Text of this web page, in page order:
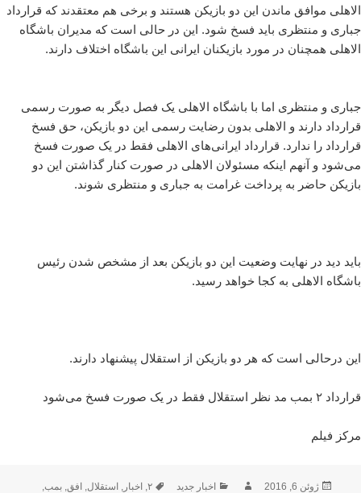
الاهلی موافق ماندن این دو بازیکن هستند و برخی هم معتقدند که قرارداد
جباری و منتظری باید فسخ شود. این در حالی است که مدیران باشگاه
الاهلی همچنان در مورد بازیکنان ایرانی این باشگاه اختلاف دارند.
جباری و منتظری اما با باشگاه الاهلی یک فصل دیگر به صورت رسمی
قرارداد دارند و الاهلی بدون رضایت رسمی این دو بازیکن، حق فسخ
قرارداد را ندارد. قرارداد ایرانی‌های الاهلی فقط در یک صورت فسخ
می‌شود و آنهم اینکه مسئولان الاهلی در صورت کنار گذاشتن این دو
بازیکن حاضر به پرداخت غرامت به جباری و منتظری شوند.
باید دید در نهایت وضعیت این دو بازیکن بعد از مشخص شدن رئیس
باشگاه الاهلی به کجا خواهد رسید.
این درحالی است که هر دو بازیکن از استقلال پیشنهاد دارند.
قرارداد ۲ بمب مد نظر استقلال فقط در یک صورت فسخ می‌شود
مرکز فیلم
ارسال
ژوئن 6, 2016 نویسندهدسته‌ها
اخبار جدید برچسب‌ها
۲ ,اخبار ,استقلال ,افق ,بمب